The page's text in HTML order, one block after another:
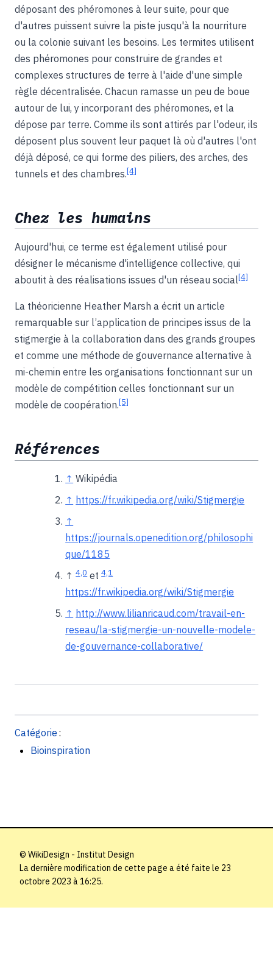
déposant des phéromones à leur suite, pour que
d'autres puissent suivre la piste jusqu'à la nourriture
ou la colonie suivant les besoins. Les termites utilisent
des phéromones pour construire de grandes et
complexes structures de terre à l'aide d'une simple
règle décentralisée. Chacun ramasse un peu de boue
autour de lui, y incorporant des phéromones, et la
dépose par terre. Comme ils sont attirés par l'odeur, ils
déposent plus souvent leur paquet là où d'autres l'ont
déjà déposé, ce qui forme des piliers, des arches, des
tunnels et des chambres.[4]
Chez les humains
Aujourd'hui, ce terme est également utilisé pour
désigner le mécanisme d'intelligence collective, qui
aboutit à des réalisations issues d'un réseau social[4]
La théoricienne Heather Marsh a écrit un article
remarquable sur l’application de principes issus de la
stigmergie à la collaboration dans des grands groupes
et comme une méthode de gouvernance alternative à
mi-chemin entre les organisations fonctionnant sur un
modèle de compétition celles fonctionnant sur un
modèle de coopération.[5]
Références
↑ Wikipédia
↑ https://fr.wikipedia.org/wiki/Stigmergie
↑
https://journals.openedition.org/philosophi
que/1185
↑4,0et4,1
https://fr.wikipedia.org/wiki/Stigmergie
↑ http://www.lilianricaud.com/travail-en-
reseau/la-stigmergie-un-nouvelle-modele-
de-gouvernance-collaborative/
Catégorie :
Bioinspiration
© WikiDesign - Institut Design
La dernière modification de cette page a été faite le 23
octobre 2023 à 16:25.